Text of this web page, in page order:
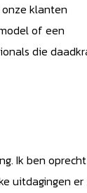
klanten
of een
die
Ik ben oprecht
uitdagingen er